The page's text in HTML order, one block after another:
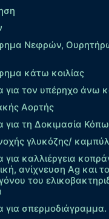
Νεφρών,
κάτω κοιλίας
για τον υπέρηχο άνω
Αορτής
για τη Δοκιμασία
γλυκόζης/
για καλλιέργεια
ανίχνευση Ag και
του
για σπερμοδιάγραμμα.